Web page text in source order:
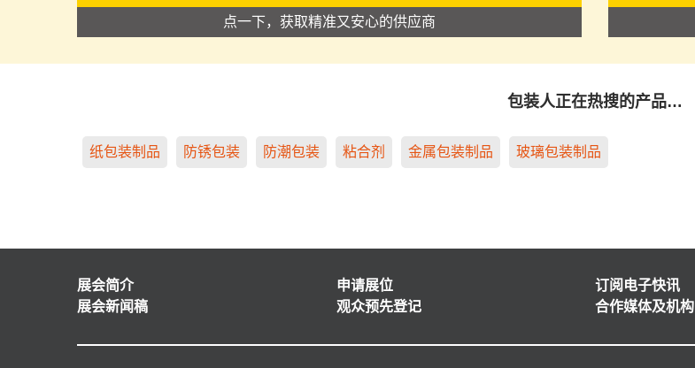
点一下，获取精准又安心的供应商
包装人正在热搜的产品…
纸包装制品 防锈包装 防潮包装 粘合剂 金属包装制品 玻璃包装制品
展会简介
展会新闻稿
申请展位
观众预先登记
订阅电子快讯
合作媒体及机构